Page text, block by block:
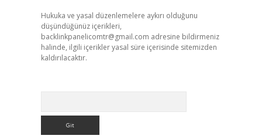
Hukuka ve yasal düzenlemelere aykırı olduğunu
düşündüğünüz içerikleri,
backlinkpanelicomtr@gmail.com adresine bildirmeniz
halinde, ilgili içerikler yasal süre içerisinde sitemizden
kaldırılacaktır.